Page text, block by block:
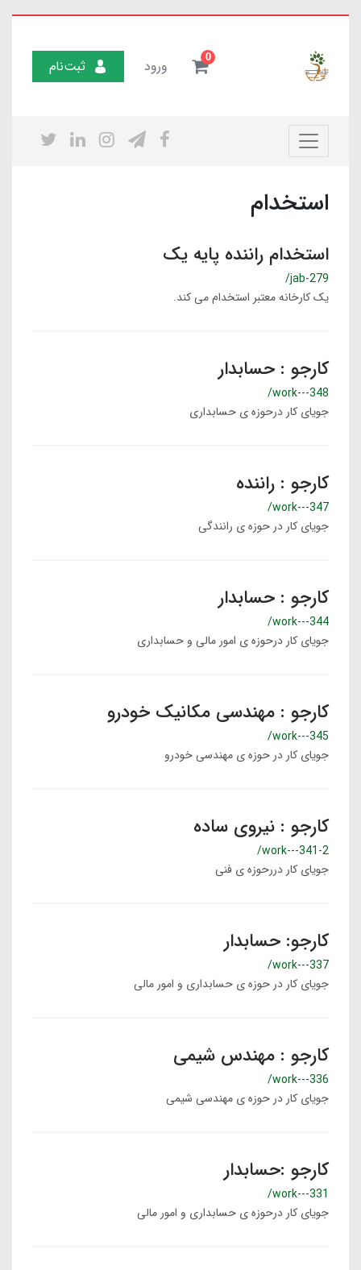
0 ورود ثبت‌نام
استخدام
استخدام راننده پایه یک
/jab-279
یک کارخانه معتبر استخدام می کند.
کارجو : حسابدار
/work---348
جویای کار درحوزه ی حسابداری
کارجو : راننده
/work---347
جویای کار در حوزه ی رانندگی
کارجو : حسابدار
/work---344
جویای کار درحوزه ی امور مالی و حسابداری
کارجو : مهندسی مکانیک خودرو
/work---345
جویای کار در حوزه ی مهندسی خودرو
کارجو : نیروی ساده
/work---341-2
جویای کار دررحوزه ی فنی
کارجو: حسابدار
/work---337
جویای کار در حوزه ی حسابداری و امور مالی
کارجو : مهندس شیمی
/work---336
جویای کار در حوزه ی مهندسی شیمی
کارجو :حسابدار
/work---331
جویای کار درحوزه ی حسابداری و امور مالی